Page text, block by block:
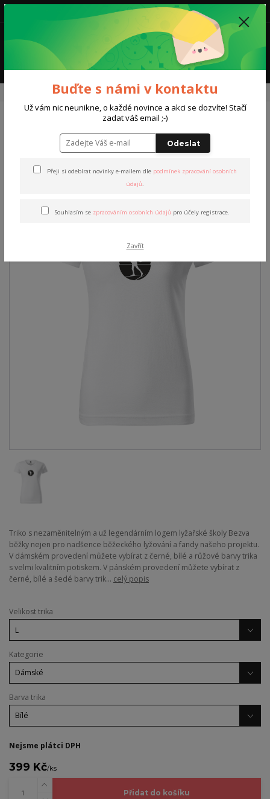
Menu
0,00 Kč
Oblečení Bezva běžky Triko Bezva běžky
Triko Bezva běžky
Triko s nezaměnitelným a už legendárním logem lyžařské školy Bezva
běžky nejen pro nadšence běžeckého lyžování a fandy našeho projektu.
V dámském provedení můžete vybírat z černé, bílé a růžové barvy trika
s velmi kvalitním potiskem. V pánském provedení můžete vybírat z
černé, bílé a šedé barvy trik... celý popis
Velikost trika
Kategorie
Barva trika
Nejsme plátci DPH
399 Kč/ks
Přidat do košíku
Buďte s námi v kontaktu
Už vám nic neunikne, o každé novince a akci se dozvíte! Stačí
zadat váš email ;-)
Odeslat
Přeji si odebírat novinky e-mailem dle podmínek zpracování osobních
údajů.
Souhlasím se zpracováním osobních údajů pro účely registrace.
Zavřít